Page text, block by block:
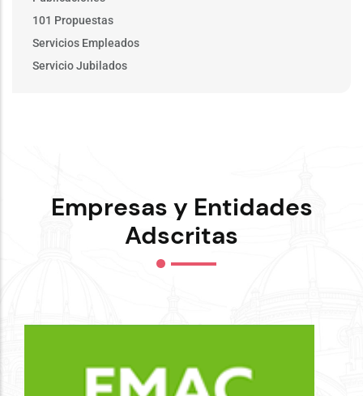
101 Propuestas
Servicios Empleados
Servicio Jubilados
Empresas y Entidades
Adscritas